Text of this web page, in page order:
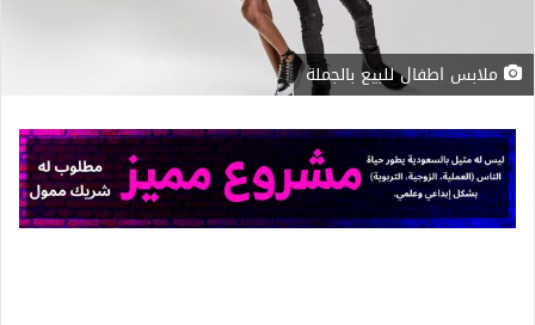
ملابس اطفال للبيع بالجملة